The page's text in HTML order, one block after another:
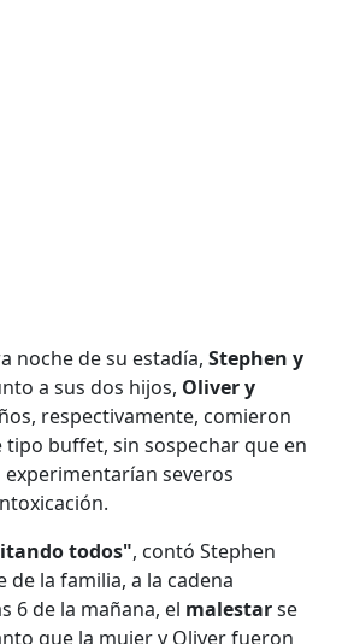
noche de su estadía,Stephen y
a sus dos hijos, Oliver y
respectivamente, comieron
buffet, sin sospechar que en
severos
todos", contó Stephen
de la familia, a la cadena
6 de la mañana, el malestarse
que la mujer y Oliver fueron